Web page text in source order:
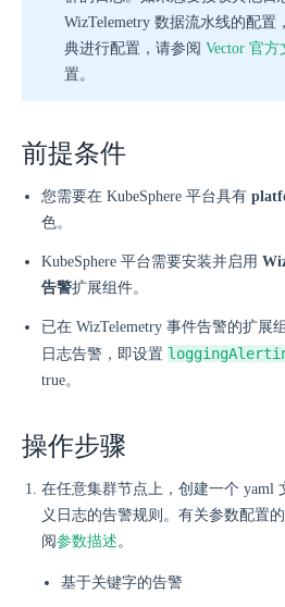
WizTelemetry 数据流水线的配置
典进行配置，请参阅 Vector 官方
置。
前提条件
您需要在 KubeSphere 平台具有
色。
KubeSphere 平台需要安装并启用
告警扩展组件。
已在 WizTelemetry 事件告警的扩展
日志告警，即设置
true。
操作步骤
在任意集群节点上，创建一个 yaml
义日志的告警规则。有关参数配置
阅参数描述。
基于关键字的告警